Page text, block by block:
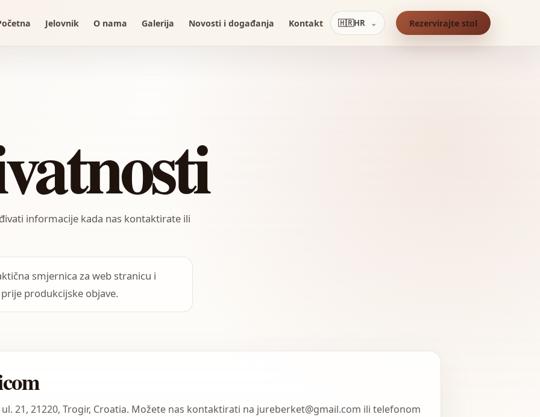
Jelovnik O nama Galerija Novosti i događanja Kontakt 🇭🇷HR ⌄ Rezervirajte stol
informacije kada nas kontaktirate ili
smjernica za web stranicu i
produkcijske objave.
21, 21220, Trogir, Croatia. Možete nas kontaktirati na jureberket@gmail.com ili telefonom